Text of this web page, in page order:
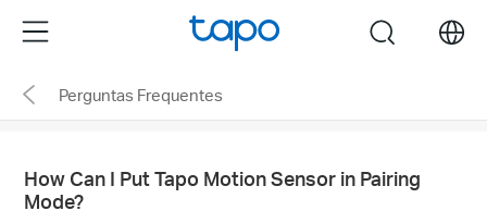
the
navigation
Menu search
Perguntas Frequentes
How Can I Put Tapo Motion Sensor in Pairing
Mode?